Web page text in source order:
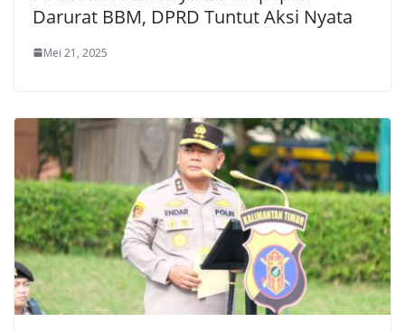
Darurat BBM, DPRD Tuntut Aksi Nyata
Mei 21, 2025